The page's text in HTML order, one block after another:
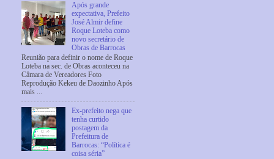
Após grande
expectativa, Prefeito
José Almir define
Roque Loteba como
novo secretário de
Obras de Barrocas
Reunião para definir o nome de Roque
Loteba na sec. de Obras aconteceu na
Câmara de Vereadores Foto
Reprodução Kekeu de Daozinho Após
mais ...
Ex-prefeito nega que
tenha curtido
postagem da
Prefeitura de
Barrocas: “Política é
coisa séria”